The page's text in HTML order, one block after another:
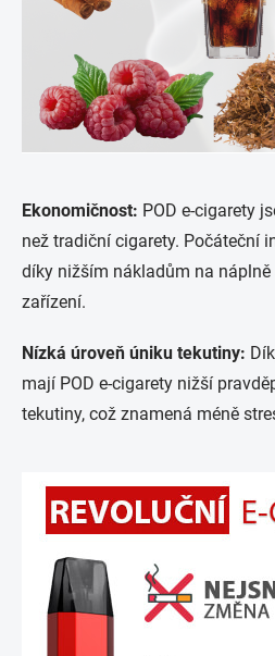
Ekonomičnost: POD e-cigarety
než tradiční cigarety. Počáteční
díky nižším nákladům na
zařízení.
Nízká úroveň úniku tekutiny:
mají POD e-cigarety nižší
tekutiny, což znamená méně